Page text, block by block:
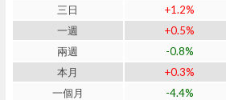
三日
+1.2%
一週
+0.5%
兩週
-0.8%
本月
+0.3%
一個月
-4.4%